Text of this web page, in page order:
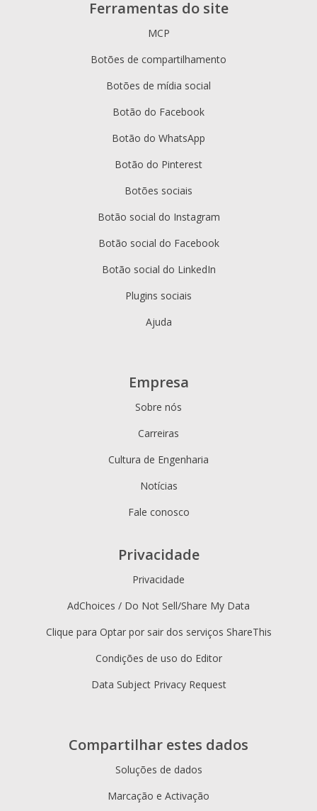
Ferramentas do site
MCP
Botões de compartilhamento
Botões de mídia social
Botão do Facebook
Botão do WhatsApp
Botão do Pinterest
Botões sociais
Botão social do Instagram
Botão social do Facebook
Botão social do LinkedIn
Plugins sociais
Ajuda
Compartilhar estes dados
Soluções de dados
Marcação e Activação
Empresa
Sobre nós
Carreiras
Cultura de Engenharia
Notícias
Fale conosco
Privacidade
Privacidade
AdChoices / Do Not Sell/Share My Data
Clique para Optar por sair dos serviços ShareThis
Condições de uso do Editor
Data Subject Privacy Request